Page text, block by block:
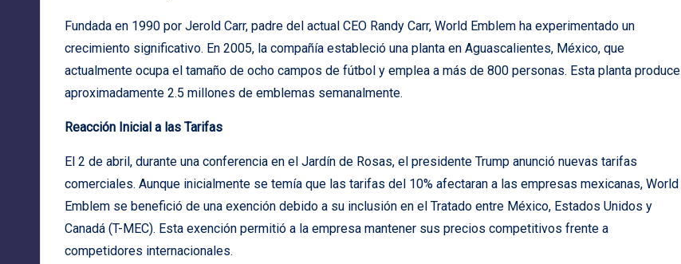
Fundada en 1990 por Jerold Carr, padre del actual CEO Randy Carr, World Emblem ha experimentado un
crecimiento significativo. En 2005, la compañía estableció una planta en Aguascalientes, México, que
actualmente ocupa el tamaño de ocho campos de fútbol y emplea a más de 800 personas. Esta planta produce
aproximadamente 2.5 millones de emblemas semanalmente.
Reacción Inicial a las Tarifas
El 2 de abril, durante una conferencia en el Jardín de Rosas, el presidente Trump anunció nuevas tarifas
comerciales. Aunque inicialmente se temía que las tarifas del 10% afectaran a las empresas mexicanas, World
Emblem se benefició de una exención debido a su inclusión en el Tratado entre México, Estados Unidos y
Canadá (T-MEC). Esta exención permitió a la empresa mantener sus precios competitivos frente a
competidores internacionales.